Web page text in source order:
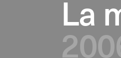
La